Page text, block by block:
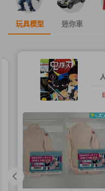
玩具模型 迷你車